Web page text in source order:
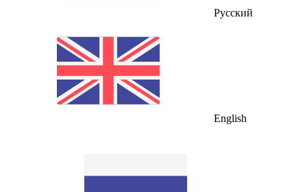
Русский
English